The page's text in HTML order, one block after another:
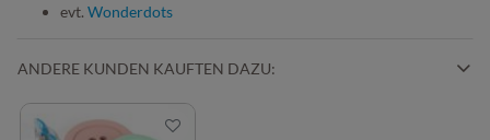
evt. Wonderdots
ANDERE KUNDEN KAUFTEN DAZU: